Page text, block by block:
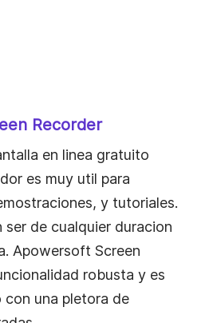
Recorder
en linea gratuito
es muy util para
y tutoriales.
ser de cualquier duracion
Apowersoft Screen
robusta y es
una pletora de